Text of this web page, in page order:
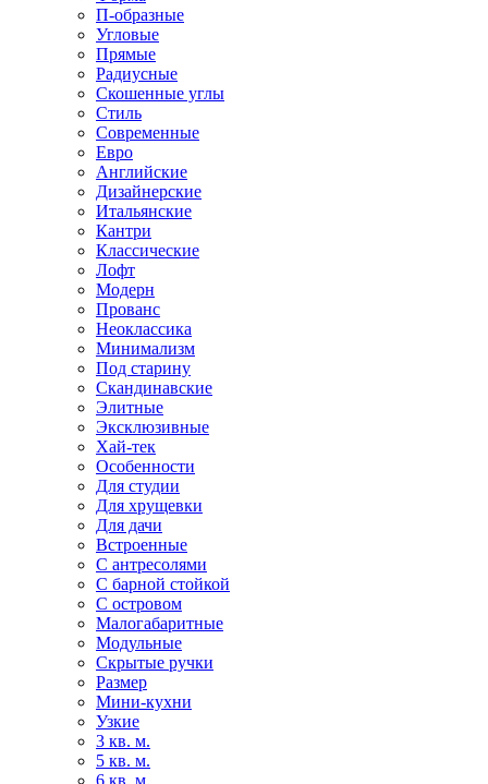
П-образные
Угловые
Прямые
Радиусные
Скошенные углы
Стиль
Современные
Евро
Английские
Дизайнерские
Итальянские
Кантри
Классические
Лофт
Модерн
Прованс
Неоклассика
Минимализм
Под старину
Скандинавские
Элитные
Эксклюзивные
Хай-тек
Особенности
Для студии
Для хрущевки
Для дачи
Встроенные
С антресолями
С барной стойкой
С островом
Малогабаритные
Модульные
Скрытые ручки
Размер
Мини-кухни
Узкие
3 кв. м.
5 кв. м.
6 кв. м.